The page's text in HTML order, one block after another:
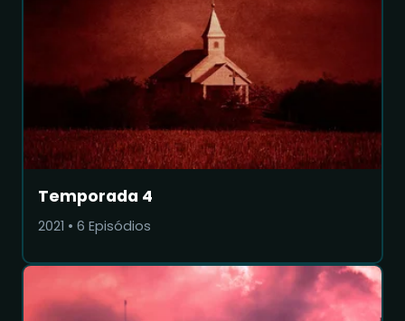
Temporada 4
2021 • 6 Episódios